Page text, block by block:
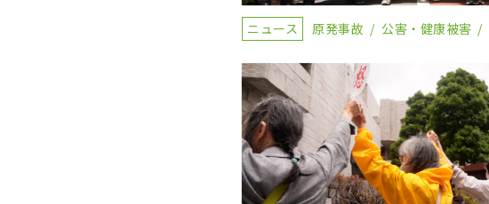
ニュース 原発事故 公害・健康被害